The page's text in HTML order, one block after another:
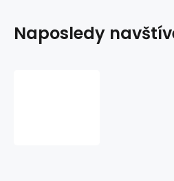
Naposledy